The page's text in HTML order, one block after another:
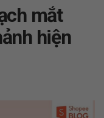
mắt
hiện